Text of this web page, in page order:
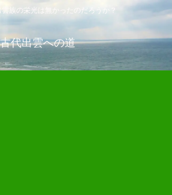
族の栄光は無かったのだろうか？
古代出雲への道